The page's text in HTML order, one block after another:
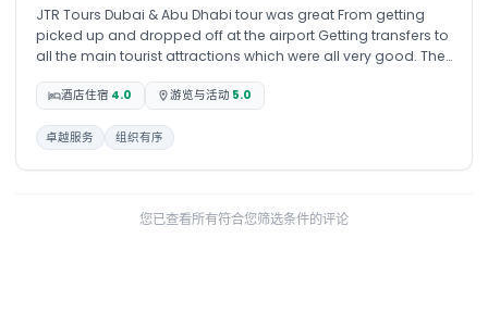
JTR Tours Dubai & Abu Dhabi tour was great From getting
picked up and dropped off at the airport Getting transfers to
all the main tourist attractions which were all very good. They
things really fast. The hotel choices were also good. We
friends back home
酒店住宿 4.0 游览与活动 5.0
卓越服务 组织有序
您已查看所有符合您筛选条件的评论